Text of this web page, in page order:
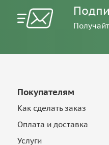
Покупателям
Как сделать заказ
Оплата и доставка
Услуги